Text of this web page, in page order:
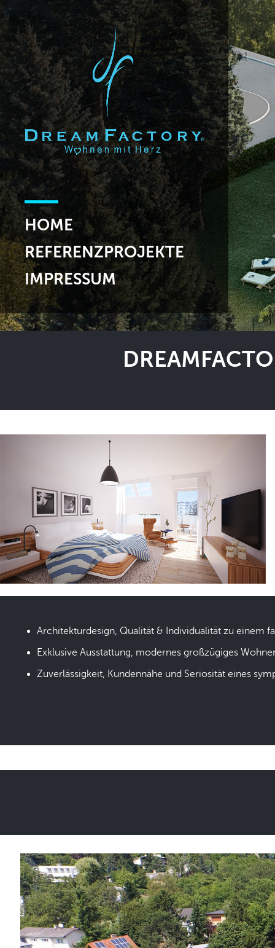
HOME
REFERENZPROJEKTE
IMPRESSUM
Architekturdesign, Qualität & Individualität zu einem
Exklusive Ausstattung, modernes großzügiges
Zuverlässigkeit, Kundennähe und Seriosität eines